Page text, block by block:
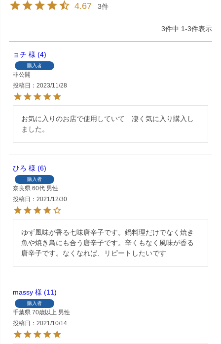
4.67 3
3件中 1-3件表示
ョチ 4
購入者
非公開
投稿日
2023/11/28
お気に入りのお店で使用していて　凄く気に入り購入し
ました。
ひろ 6
購入者
奈良県 60代 男性
投稿日
2021/12/30
ゆず風味が香る七味唐辛子です。鍋料理だけでなく焼き
魚や焼き鳥にも合う唐辛子です。辛くもなく風味が香る
唐辛子です。なくなれば、リピートしたいです
massy 11
購入者
千葉県 70歳以上 男性
投稿日
2021/10/14